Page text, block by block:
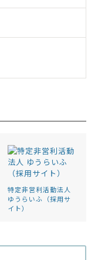
特定非営利活動法人
ゆうらいふ（採用サ
イト）